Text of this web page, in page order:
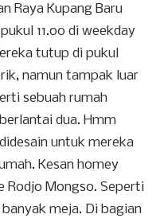
Raya Kupang Baru
11.00 di weekday
tutup di pukul
namun tampak luar
sebuah rumah
dua. Hmm
untuk mereka
Kesan homey
Rodjo Mongso. Seperti
meja. Di bagian